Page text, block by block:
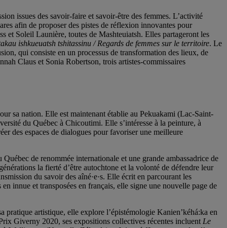
issues des savoir-faire et savoir-être des femmes. L’activité
afin de proposer des pistes de réflexion innovantes pour
et Soleil Launière, toutes de Mashteuiatsh. Elles partageront les
ishkueuatsh tshitassinu / Regards de femmes sur le territoire. Le
qui consiste en un processus de transformation des lieux, de
Claus et Sonia Robertson, trois artistes-commissaires
sa nation. Elle est maintenant établie au Pekuakami (Lac-Saint-
du Québec à Chicoutimi. Elle s’intéresse à la peinture, à
des espaces de dialogues pour favoriser une meilleure
de renommée internationale et une grande ambassadrice de
la fierté d’être autochtone et la volonté de défendre leur
du savoir des aîné·e·s. Elle écrit en parcourant les
innue et transposées en français, elle signe une nouvelle page de
artistique, elle explore l’épistémologie Kanien’kéhá:ka en
Giverny 2020, ses expositions collectives récentes incluent Le